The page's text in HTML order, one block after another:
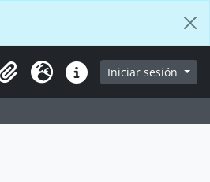
in browse page
Idioma Enlaces rápidos
Iniciar sesión